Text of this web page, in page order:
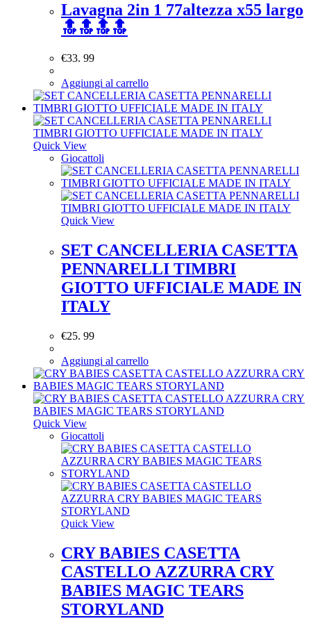
Lavagna 2in 1 77altezza x55 largo
🔝🔝🔝🔝
€33. 99
Aggiungi al carrello
Quick View
Giocattoli
Quick View
SET CANCELLERIA CASETTA
PENNARELLI TIMBRI
GIOTTO UFFICIALE MADE IN
ITALY
€25. 99
Aggiungi al carrello
Quick View
Giocattoli
Quick View
CRY BABIES CASETTA
CASTELLO AZZURRA CRY
BABIES MAGIC TEARS
STORYLAND